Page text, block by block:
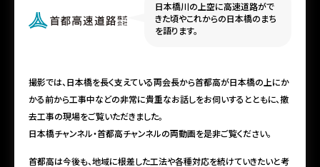
日本橋川の上空に高速道路がで
きた頃やこれからの日本橋のまち
を語ります。
撮影では、日本橋を長く支えている両会長から首都高が日本橋の上にか
かる前から工事中などの非常に貴重なお話しをお伺いするとともに、撤
去工事の現場をご覧いただきました。
日本橋チャンネル・首都高チャンネルの両動画を是非ご覧ください。
首都高は今後も、地域に根差した工法や各種対応を続けていきたいと考